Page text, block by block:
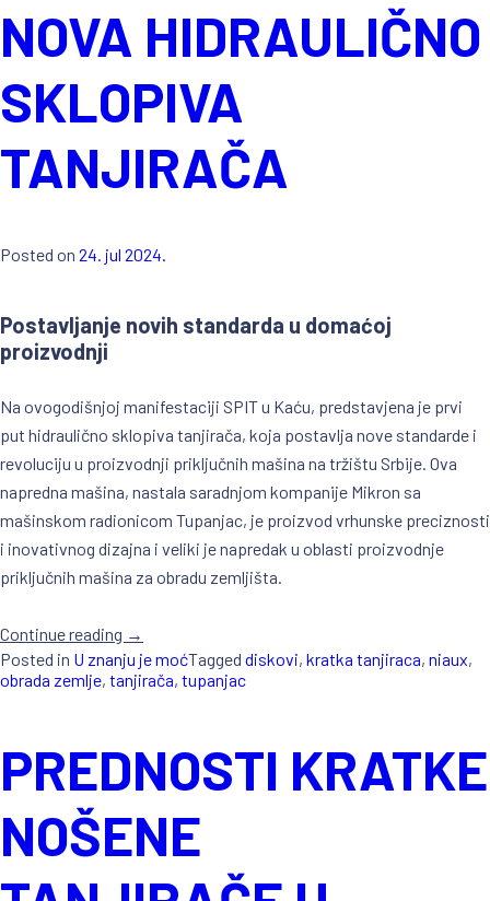
NJEGOVIH
DELOVA
TEMELJ
EFIKASNOG
I
EKONOMIČNOG
NOVA HIDRAULIČNO
SKLOPIVA
TANJIRAČA
Posted on 24. jul 2024.
Postavljanje novih standarda u domaćoj
proizvodnji
Na ovogodišnjoj manifestaciji SPIT u Kaću, predstavjena je prvi
put hidraulično sklopiva tanjirača, koja postavlja nove standarde i
revoluciju u proizvodnji priključnih mašina na tržištu Srbije. Ova
napredna mašina, nastala saradnjom kompanije Mikron sa
mašinskom radionicom Tupanjac, je proizvod vrhunske preciznosti
i inovativnog dizajna i veliki je napredak u oblasti proizvodnje
priključnih mašina za obradu zemljišta.
Continue reading „NOVA
HIDRAULIČNO
SKLOPIVA
→
Posted in U znanju je moćTagged diskovi, kratka tanjiraca, niaux,
obrada zemlje, tanjirača, tupanjac
PREDNOSTI KRATKE
NOŠENE